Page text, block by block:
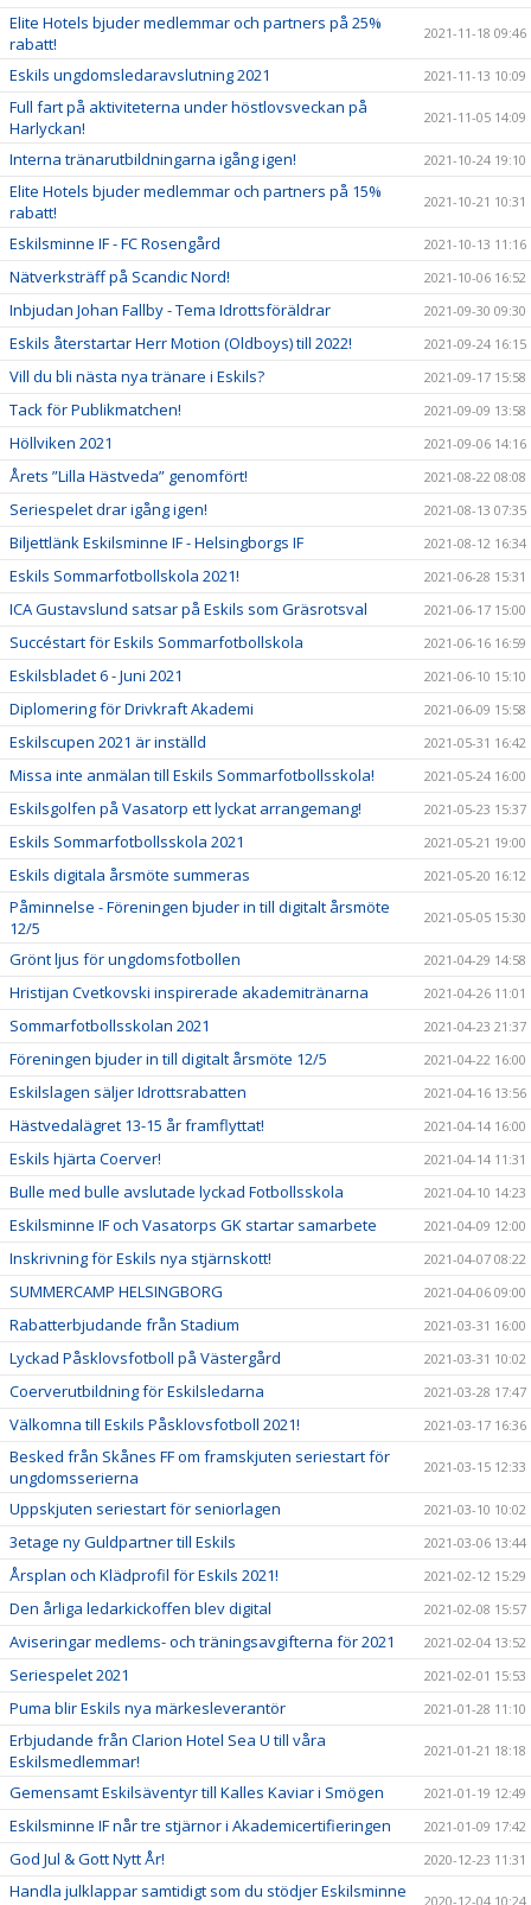
Elite Hotels bjuder medlemmar och partners på 25%
rabatt!
2021-11-18 09:46
Eskils ungdomsledaravslutning 2021 2021-11-13 10:09
Full fart på aktiviteterna under höstlovsveckan på
Harlyckan!
2021-11-05 14:09
Interna tränarutbildningarna igång igen! 2021-10-24 19:10
Elite Hotels bjuder medlemmar och partners på 15%
rabatt!
2021-10-21 10:31
Eskilsminne IF - FC Rosengård 2021-10-13 11:16
Nätverksträff på Scandic Nord! 2021-10-06 16:52
Inbjudan Johan Fallby - Tema Idrottsföräldrar 2021-09-30 09:30
Eskils återstartar Herr Motion (Oldboys) till 2022! 2021-09-24 16:15
Vill du bli nästa nya tränare i Eskils? 2021-09-17 15:58
Tack för Publikmatchen! 2021-09-09 13:58
Höllviken 2021 2021-09-06 14:16
Årets ”Lilla Hästveda” genomfört! 2021-08-22 08:08
Seriespelet drar igång igen! 2021-08-13 07:35
Biljettlänk Eskilsminne IF - Helsingborgs IF 2021-08-12 16:34
Eskils Sommarfotbollskola 2021! 2021-06-28 15:31
ICA Gustavslund satsar på Eskils som Gräsrotsval 2021-06-17 15:00
Succéstart för Eskils Sommarfotbollskola 2021-06-16 16:59
Eskilsbladet 6 - Juni 2021 2021-06-10 15:10
Diplomering för Drivkraft Akademi 2021-06-09 15:58
Eskilscupen 2021 är inställd 2021-05-31 16:42
Missa inte anmälan till Eskils Sommarfotbollsskola! 2021-05-24 16:00
Eskilsgolfen på Vasatorp ett lyckat arrangemang! 2021-05-23 15:37
Eskils Sommarfotbollsskola 2021 2021-05-21 19:00
Eskils digitala årsmöte summeras 2021-05-20 16:12
Påminnelse - Föreningen bjuder in till digitalt årsmöte
12/5
2021-05-05 15:30
Grönt ljus för ungdomsfotbollen 2021-04-29 14:58
Hristijan Cvetkovski inspirerade akademitränarna 2021-04-26 11:01
Sommarfotbollsskolan 2021 2021-04-23 21:37
Föreningen bjuder in till digitalt årsmöte 12/5 2021-04-22 16:00
Eskilslagen säljer Idrottsrabatten 2021-04-16 13:56
Hästvedalägret 13-15 år framflyttat! 2021-04-14 16:00
Eskils hjärta Coerver! 2021-04-14 11:31
Bulle med bulle avslutade lyckad Fotbollsskola 2021-04-10 14:23
Eskilsminne IF och Vasatorps GK startar samarbete 2021-04-09 12:00
Inskrivning för Eskils nya stjärnskott! 2021-04-07 08:22
SUMMERCAMP HELSINGBORG 2021-04-06 09:00
Rabatterbjudande från Stadium 2021-03-31 16:00
Lyckad Påsklovsfotboll på Västergård 2021-03-31 10:02
Coerverutbildning för Eskilsledarna 2021-03-28 17:47
Välkomna till Eskils Påsklovsfotboll 2021! 2021-03-17 16:36
Besked från Skånes FF om framskjuten seriestart för
ungdomsserierna
2021-03-15 12:33
Uppskjuten seriestart för seniorlagen 2021-03-10 10:02
3etage ny Guldpartner till Eskils 2021-03-06 13:44
Årsplan och Klädprofil för Eskils 2021! 2021-02-12 15:29
Den årliga ledarkickoffen blev digital 2021-02-08 15:57
Aviseringar medlems- och träningsavgifterna för 2021 2021-02-04 13:52
Seriespelet 2021 2021-02-01 15:53
Puma blir Eskils nya märkesleverantör 2021-01-28 11:10
Erbjudande från Clarion Hotel Sea U till våra
Eskilsmedlemmar!
2021-01-21 18:18
Gemensamt Eskilsäventyr till Kalles Kaviar i Smögen 2021-01-19 12:49
Eskilsminne IF når tre stjärnor i Akademicertifieringen 2021-01-09 17:42
God Jul & Gott Nytt År! 2020-12-23 11:31
Handla julklappar samtidigt som du stödjer Eskilsminne
2020-12-04 10:24